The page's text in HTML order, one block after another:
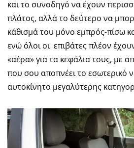
και το συνοδηγό να έχουν
πλάτος, αλλά το δεύτερο να
κάθισμά του μόνο εμπρός-πίσω
ενώ όλοι οι επιβάτες πλέον
«αέρα» για τα κεφάλια τους, με
που σου αποπνέει το εσωτερικό
αυτοκίνητο μεγαλύτερης